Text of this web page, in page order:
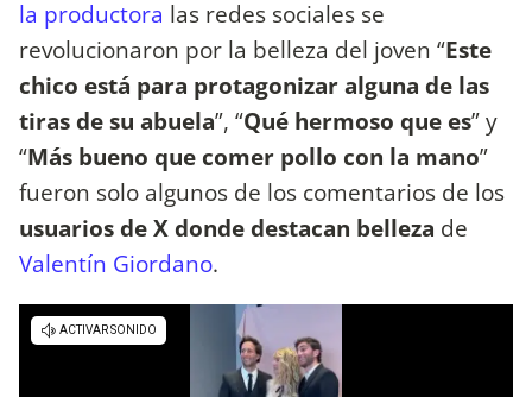
la productora las redes sociales se
revolucionaron por la belleza del joven “Este
chico está para protagonizar alguna de las
tiras de su abuela”, “Qué hermoso que es” y
“Más bueno que comer pollo con la mano”
fueron solo algunos de los comentarios de los
usuarios de X donde destacan belleza de
Valentín Giordano.